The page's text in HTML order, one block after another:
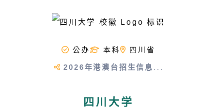
公办 本科 四川省
2026年港澳台招生信息 ...
四川大学